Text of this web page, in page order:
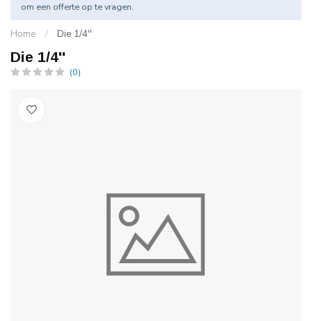
om een offerte op te vragen.
Home / Die 1/4''
Die 1/4''
(0)